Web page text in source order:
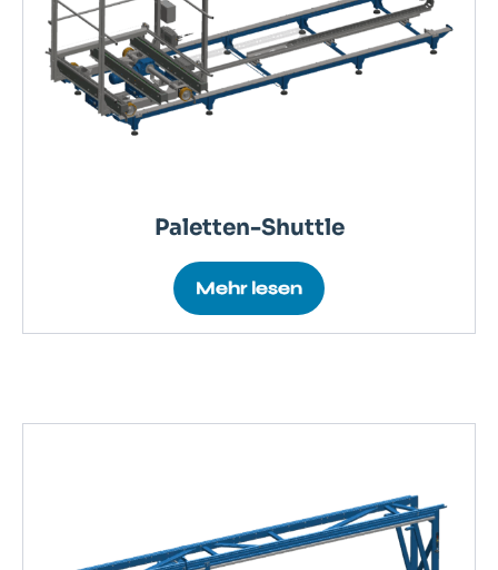
Paletten-Shuttle
Mehr lesen